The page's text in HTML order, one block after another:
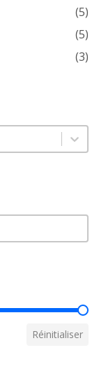
(5)
(5)
(3)
Réinitialiser